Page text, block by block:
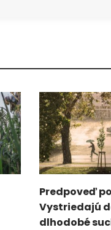
Predpoveď
Vystriedajú
dlhodobé